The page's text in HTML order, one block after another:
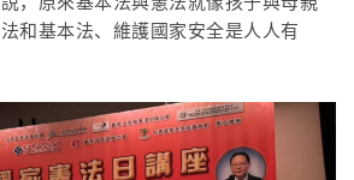
和基本法、維護國家安全是人人有